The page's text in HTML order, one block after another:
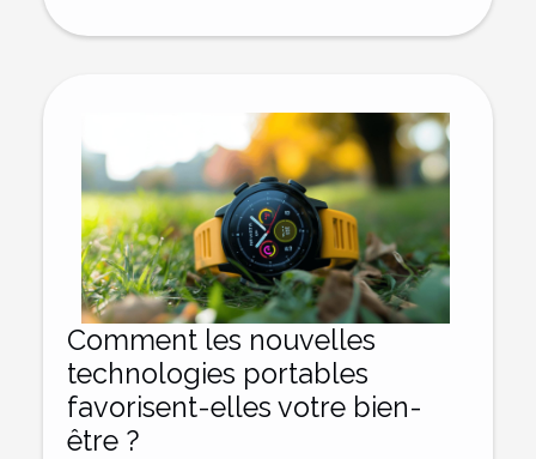
Comment les nouvelles
technologies portables
favorisent-elles votre bien-
être ?